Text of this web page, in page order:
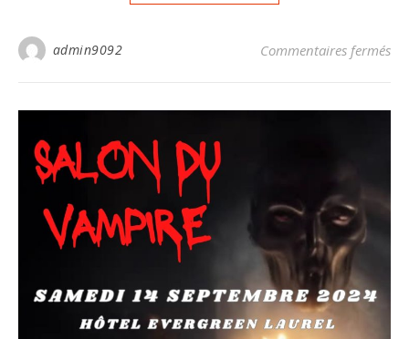
admin9092 Commentaires fermés